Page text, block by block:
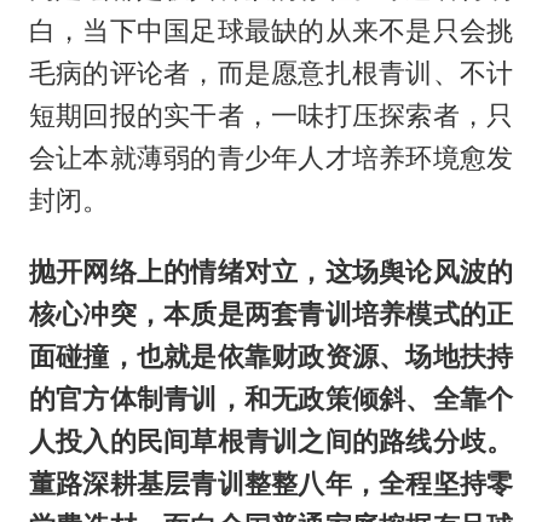
白，当下中国足球最缺的从来不是只会挑
毛病的评论者，而是愿意扎根青训、不计
短期回报的实干者，一味打压探索者，只
会让本就薄弱的青少年人才培养环境愈发
封闭。
抛开网络上的情绪对立，这场舆论风波的
核心冲突，本质是两套青训培养模式的正
面碰撞，也就是依靠财政资源、场地扶持
的官方体制青训，和无政策倾斜、全靠个
人投入的民间草根青训之间的路线分歧。
董路深耕基层青训整整八年，全程坚持零